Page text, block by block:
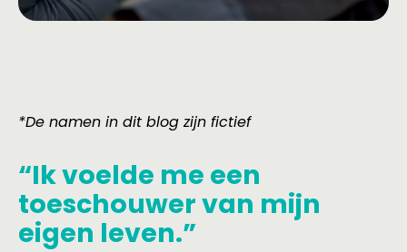
*De namen in dit blog zijn fictief
“Ik voelde me een
toeschouwer van mijn
eigen leven.”